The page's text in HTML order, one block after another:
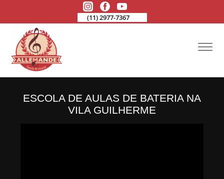
(11) 2977-7367
ESCOLA DE AULAS DE BATERIA NA
VILA GUILHERME